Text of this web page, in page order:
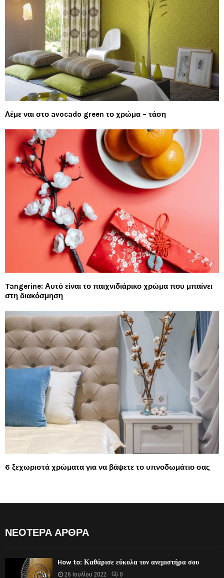
Λέμε ναι στο avocado green το χρώμα – τάση
Tangerine: Αυτό είναι το παιχνιδιάρικο χρώμα που μπαίνει
στη διακόσμηση
6 ξεχωριστά χρώματα για να βάψετε το υπνοδωμάτιο σας
ΝΕΟΤΕΡΑ ΑΡΘΡΑ
How to: Καθάρισε εύκολα τον ανεμιστήρα σου
26 Ιουλίου 2022 0